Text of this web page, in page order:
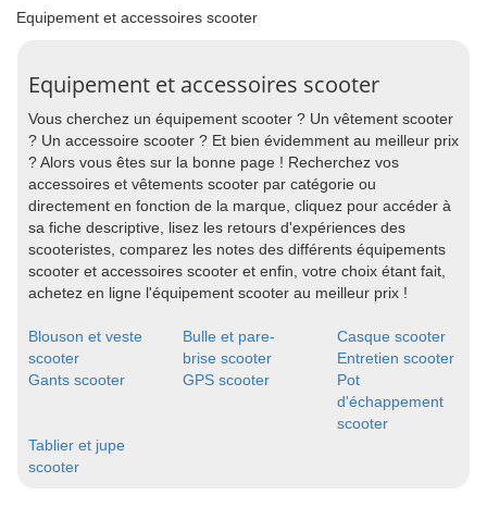
Equipement et accessoires scooter
Equipement et accessoires scooter
Vous cherchez un équipement scooter ? Un vêtement scooter
? Un accessoire scooter ? Et bien évidemment au meilleur prix
? Alors vous êtes sur la bonne page ! Recherchez vos
accessoires et vêtements scooter par catégorie ou
directement en fonction de la marque, cliquez pour accéder à
sa fiche descriptive, lisez les retours d'expériences des
scooteristes, comparez les notes des différents équipements
scooter et accessoires scooter et enfin, votre choix étant fait,
achetez en ligne l'équipement scooter au meilleur prix !
Blouson et veste
scooter
Bulle et pare-
brise scooter
Casque scooter
Entretien scooter
Gants scooter
GPS scooter
Pot
d'échappement
scooter
Tablier et jupe
scooter